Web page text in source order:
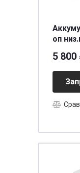
оп
5 800